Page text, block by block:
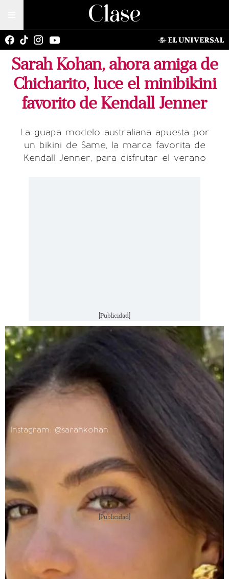
Sarah Kohan, ahora amiga de
Chicharito, luce el minibikini
favorito de Kendall Jenner
La guapa modelo australiana apuesta por
un bikini de Same, la marca favorita de
Kendall Jenner, para disfrutar el verano
[Publicidad]
Instagram: @sarahkohan
[Publicidad]